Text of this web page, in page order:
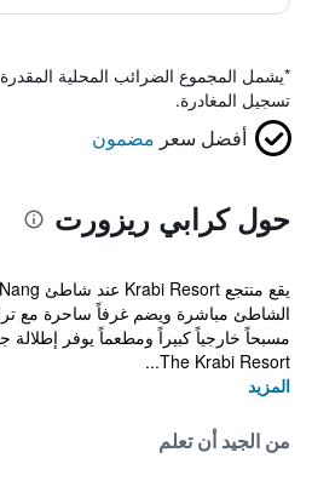
*يشمل المجموع الضرائب المحلية
تسجيل المغادرة.
أفضل سعر مضمون
حول كرابي ريزورت
الشاطئ مباشرة ويضم غرفاً ساحرة مع
مسبحاً خارجياً كبيراً ومطعماً يوفر إطلالة
The Krabi Resort...
المزيد
من الجيد أن تعلم